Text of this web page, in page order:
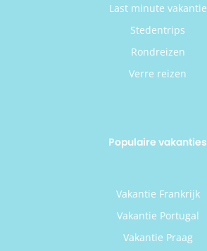
Last minute vakantie
Stedentrips
Rondreizen
Verre reizen
Populaire vakanties
Vakantie Frankrijk
Vakantie Portugal
Vakantie Praag